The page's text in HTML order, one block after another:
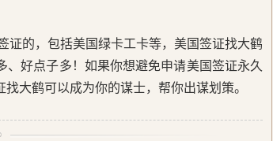
证的，包括美国绿卡工卡等，美国签证找大鹤
好点子多！如果你想避免申请美国签证永久
大鹤可以成为你的谋士，帮你出谋划策。